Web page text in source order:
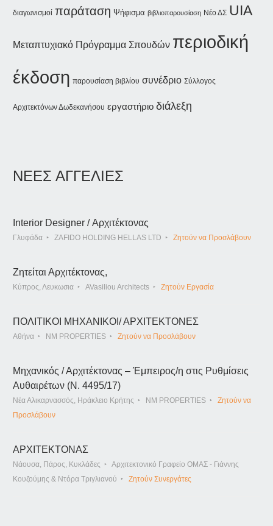
διαγωνισμοί παράταση Ψήφισμα βιβλιοπαρουσίαση Νέο ΔΣ UIA
Μεταπτυχιακό Πρόγραμμα Σπουδών περιοδική
έκδοση παρουσίαση βιβλίου συνέδριο Σύλλογος
Αρχιτεκτόνων Δωδεκανήσου εργαστήριο διάλεξη
ΝΕΕΣ ΑΓΓΕΛΙΕΣ
Interior Designer / Αρχιτέκτονας
Γλυφάδα ZAFIDO HOLDING HELLAS LTD Ζητούν να Προσλάβουν
Ζητείται Αρχιτέκτονας,
Κύπρος, Λευκωσια AVasiliou Architects Ζητούν Εργασία
ΠΟΛΙΤΙΚΟΙ ΜΗΧΑΝΙΚΟΙ/ ΑΡΧΙΤΕΚΤΟΝΕΣ
Αθήνα NM PROPERTIES Ζητούν να Προσλάβουν
Μηχανικός / Αρχιτέκτονας – Έμπειρος/η στις Ρυθμίσεις
Αυθαιρέτων (Ν. 4495/17)
Νέα Αλικαρνασσός, Ηράκλειο Κρήτης NM PROPERTIES
Ζητούν να
Προσλάβουν
ΑΡΧΙΤΕΚΤΟΝΑΣ
Νάουσα, Πάρος, Κυκλάδες
Αρχιτεκτονικό Γραφείο ΟΜΑΣ - Γιάννης
Κουζούμης & Ντόρα Τριγλιανού
Ζητούν Συνεργάτες